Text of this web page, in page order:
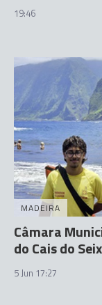
19:46
MADEIRA
Câmara
do Cais do
5 Jun 17:27